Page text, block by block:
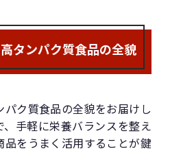
タンパク質食品の全貌
パク質食品の全貌をお届けし
、手軽に栄養バランスを整え
品をうまく活用することが鍵